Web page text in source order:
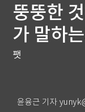
뚱뚱한
가 말하
팻
윤융근 기자